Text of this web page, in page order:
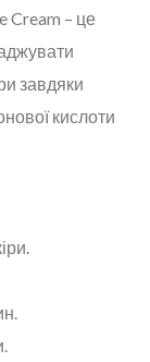
Cream – це
завдяки
кислоти